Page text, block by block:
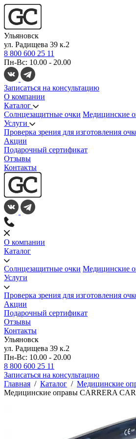
Ульяновск
ул. Радищева 39 к.2
8 800 600 25 11
Пн-Вс: 10.00 - 20.00
Записаться на консультацию
О компании
Каталог
Солнцезащитные очки Медицинские
Услуги
Проверка зрения для изготовления
Акции
Подарочный сертификат
Отзывы
Контакты
О компании
Каталог
Солнцезащитные очки Медицинские
Услуги
Проверка зрения для изготовления
Акции
Подарочный сертификат
Отзывы
Контакты
Ульяновск
ул. Радищева 39 к.2
Пн-Вс: 10.00 - 20.00
8 800 600 25 11
Записаться на консультацию
Главная / Каталог / Медицинские
Медицинские оправы CARRERA